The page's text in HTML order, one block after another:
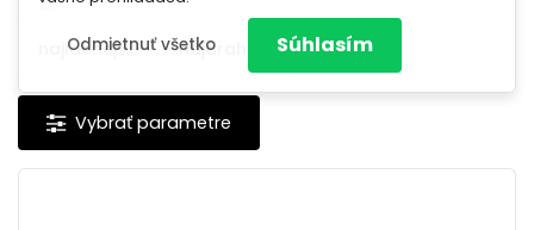
Odmietnuť všetko Súhlasím
najlacnejšie najdrahšie najnovšie